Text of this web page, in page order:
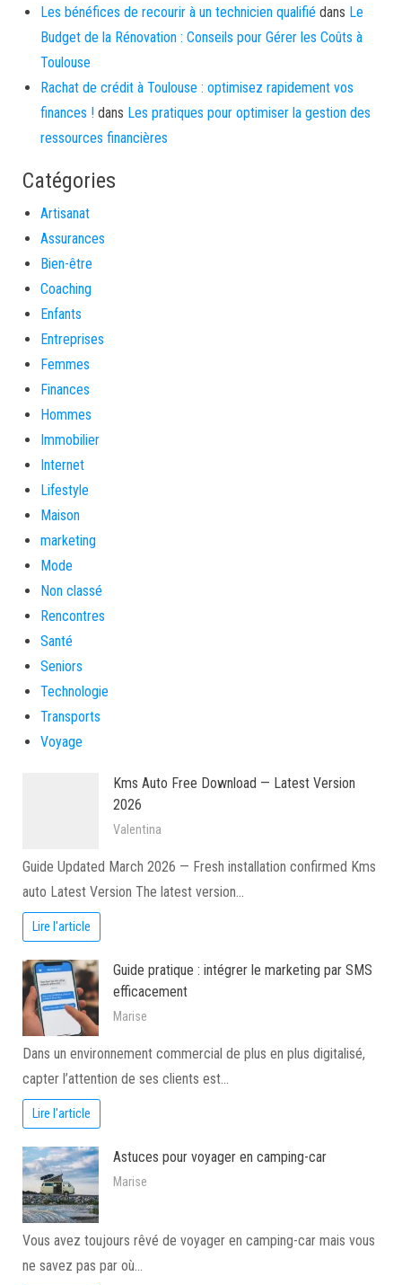
Les bénéfices de recourir à un technicien qualifié dans Le
Budget de la Rénovation : Conseils pour Gérer les Coûts à
Toulouse
Rachat de crédit à Toulouse : optimisez rapidement vos
finances ! dans Les pratiques pour optimiser la gestion des
ressources financières
Catégories
Artisanat
Assurances
Bien-être
Coaching
Enfants
Entreprises
Femmes
Finances
Hommes
Immobilier
Internet
Lifestyle
Maison
marketing
Mode
Non classé
Rencontres
Santé
Seniors
Technologie
Transports
Voyage
Kms Auto Free Download — Latest Version
2026
Valentina
Guide Updated March 2026 — Fresh installation confirmed Kms
auto Latest Version The latest version…
Lire l'article
Guide pratique : intégrer le marketing par SMS
efficacement
Marise
Dans un environnement commercial de plus en plus digitalisé,
capter l’attention de ses clients est…
Lire l'article
Astuces pour voyager en camping-car
Marise
Vous avez toujours rêvé de voyager en camping-car mais vous
ne savez pas par où…